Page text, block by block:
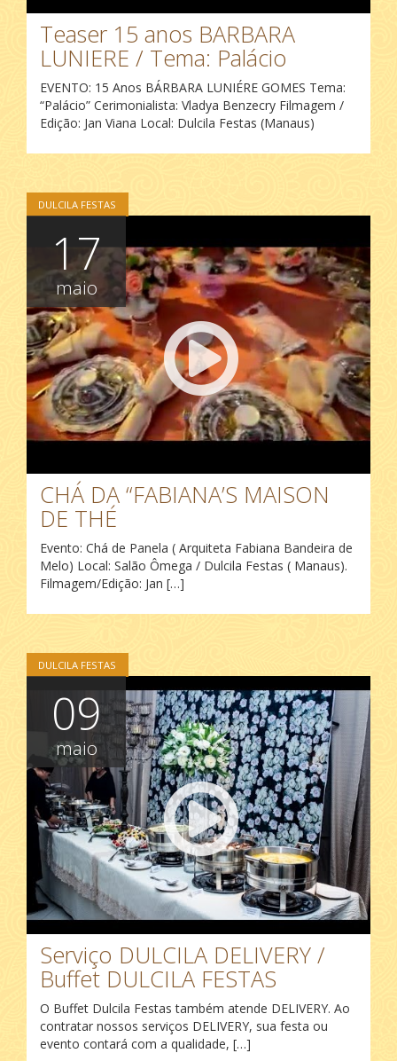
Teaser 15 anos BARBARA
LUNIERE / Tema: Palácio
EVENTO: 15 Anos BÁRBARA LUNIÉRE GOMES Tema:
“Palácio” Cerimonialista: Vladya Benzecry Filmagem /
Edição: Jan Viana Local: Dulcila Festas (Manaus)
DULCILA FESTAS
17
maio
CHÁ DA “FABIANA’S MAISON
DE THÉ
Evento: Chá de Panela ( Arquiteta Fabiana Bandeira de
Melo) Local: Salão Ômega / Dulcila Festas ( Manaus).
Filmagem/Edição: Jan […]
DULCILA FESTAS
09
maio
Serviço DULCILA DELIVERY /
Buffet DULCILA FESTAS
O Buffet Dulcila Festas também atende DELIVERY. Ao
contratar nossos serviços DELIVERY, sua festa ou
evento contará com a qualidade, […]